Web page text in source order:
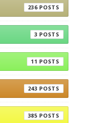
236
3
11
243
385